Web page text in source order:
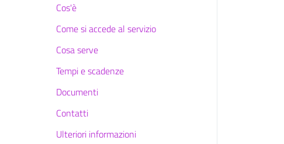
Cos'è
Come si accede al servizio
Cosa serve
Tempi e scadenze
Documenti
Contatti
Ulteriori informazioni